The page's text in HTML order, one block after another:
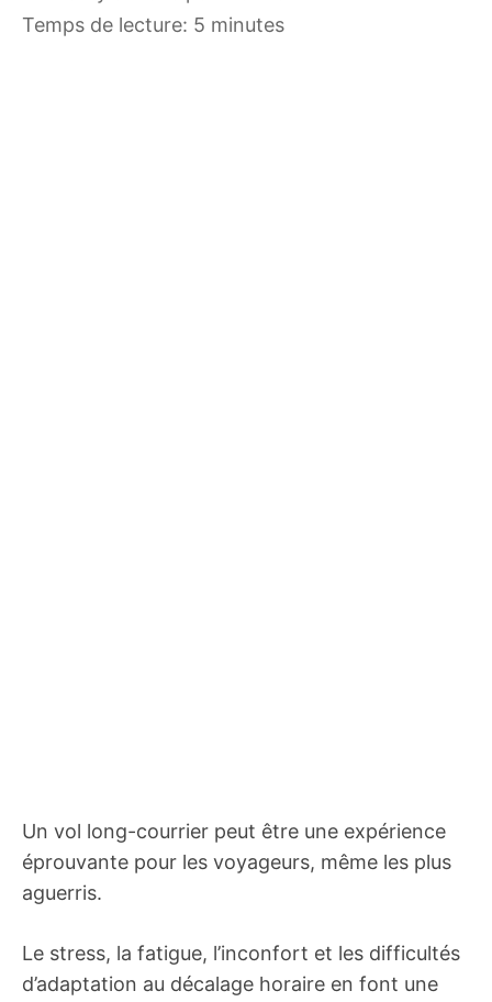
Temps de lecture: 5 minutes
Un vol long-courrier peut être une expérience
éprouvante pour les voyageurs, même les plus
aguerris.
Le stress, la fatigue, l’inconfort et les difficultés
d’adaptation au décalage horaire en font une